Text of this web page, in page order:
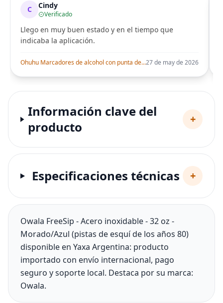
C Cindy
Verificado
Llego en muy buen estado y en el tiempo que
indicaba la aplicación.
Ohuhu Marcadores de alcohol con punta de pincel – Juego de marcadores artísticos de doble punta con certificación AP para artistas adultos27 de may de 2026
Información clave del
producto
+
Especificaciones técnicas +
Owala FreeSip - Acero inoxidable - 32 oz -
Morado/Azul (pistas de esquí de los años 80)
disponible en Yaxa Argentina: producto
importado con envío internacional, pago
seguro y soporte local. Destaca por su marca:
Owala.